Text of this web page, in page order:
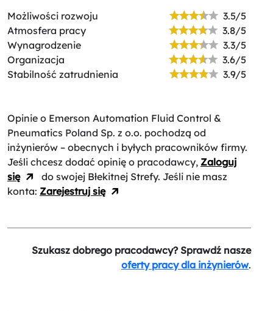
Możliwości rozwoju
3.5/5
Atmosfera pracy
3.8/5
Wynagrodzenie
3.3/5
Organizacja
3.6/5
Stabilność zatrudnienia
3.9/5
Opinie o Emerson Automation Fluid Control &
Pneumatics Poland Sp. z o.o. pochodzą od
inżynierów – obecnych i byłych pracowników firmy.
Jeśli chcesz dodać opinię o pracodawcy, Zaloguj
się
do swojej Błekitnej Strefy. Jeśli nie masz
konta: Zarejestruj się
Szukasz dobrego pracodawcy? Sprawdź nasze
oferty pracy dla inżynierów.